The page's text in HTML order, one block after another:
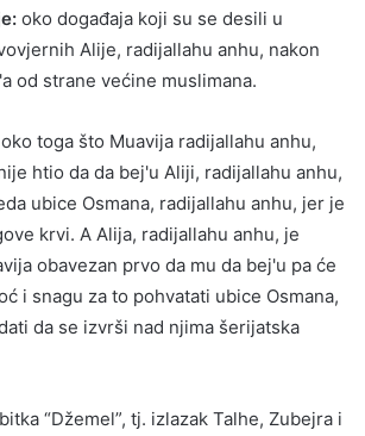
oko događaja koji su se desili u
Alije, radijallahu anhu, nakon
od strane većine muslimana.
toga što Muavija radijallahu anhu,
htio da da bej'u Aliji, radijallahu anhu,
ubice Osmana, radijallahu anhu, jer je
krvi. A Alija, radijallahu anhu, je
obavezan prvo da mu da bej'u pa će
i snagu za to pohvatati ubice Osmana,
da se izvrši nad njima šerijatska
“Džemel”, tj. izlazak Talhe, Zubejra i